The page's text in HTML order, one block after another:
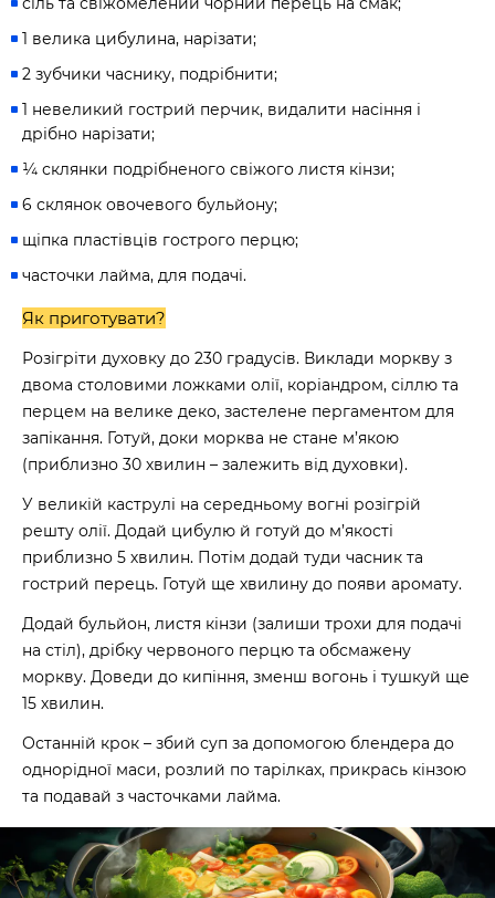
1 велика цибулина, нарізати;
2 зубчики часнику, подрібнити;
1 невеликий гострий перчик, видалити насіння і
дрібно нарізати;
¼ склянки подрібненого свіжого листя кінзи;
6 склянок овочевого бульйону;
щіпка пластівців гострого перцю;
часточки лайма, для подачі.
Як приготувати?
Розігріти духовку до 230 градусів. Виклади моркву з
двома столовими ложками олії, коріандром, сіллю та
перцем на велике деко, застелене пергаментом для
запікання. Готуй, доки морква не стане м’якою
(приблизно 30 хвилин – залежить від духовки).
У великій каструлі на середньому вогні розігрій
решту олії. Додай цибулю й готуй до м’якості
приблизно 5 хвилин. Потім додай туди часник та
гострий перець. Готуй ще хвилину до появи аромату.
Додай бульйон, листя кінзи (залиши трохи для подачі
на стіл), дрібку червоного перцю та обсмажену
моркву. Доведи до кипіння, зменш вогонь і тушкуй ще
15 хвилин.
Останній крок – збий суп за допомогою блендера до
однорідної маси, розлий по тарілках, прикрась кінзою
та подавай з часточками лайма.